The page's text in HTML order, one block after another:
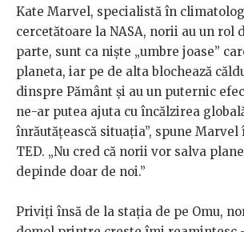
Kate Marvel, specialistă în
cercetătoare la NASA, norii au un rol
parte, sunt ca niște „umbre joase”
planeta, iar pe de alta blochează
dinspre Pământ și au un puternic
ne-ar putea ajuta cu încălzirea
înrăutățească situația”, spune
TED. „Nu cred că norii vor salva
depinde doar de noi.”
Priviți însă de la stația de pe Omu,